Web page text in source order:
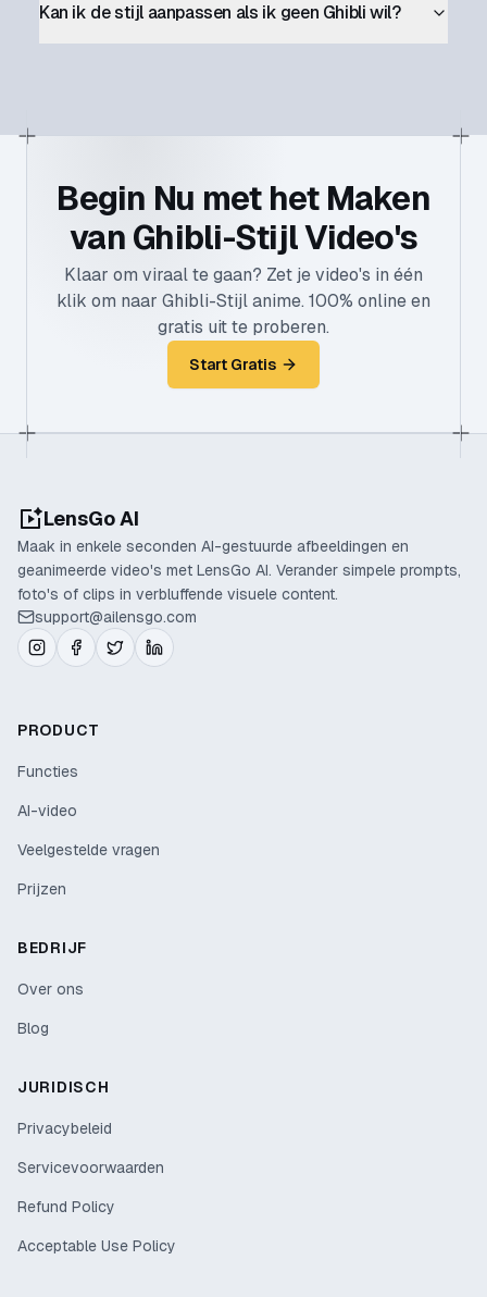
Kan ik de stijl aanpassen als ik geen Ghibli wil?
Begin Nu met het Maken
van Ghibli-Stijl Video's
Klaar om viraal te gaan? Zet je video's in één
klik om naar Ghibli-Stijl anime. 100% online en
gratis uit te proberen.
Start Gratis
LensGo AI
Maak in enkele seconden AI-gestuurde afbeeldingen en
geanimeerde video's met LensGo AI. Verander simpele prompts,
foto's of clips in verbluffende visuele content.
support@ailensgo.com
PRODUCT
Functies
AI-video
Veelgestelde vragen
Prijzen
BEDRIJF
Over ons
Blog
JURIDISCH
Privacybeleid
Servicevoorwaarden
Refund Policy
Acceptable Use Policy